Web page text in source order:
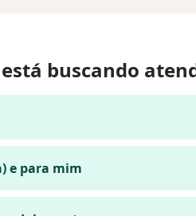
buscando
e para mim